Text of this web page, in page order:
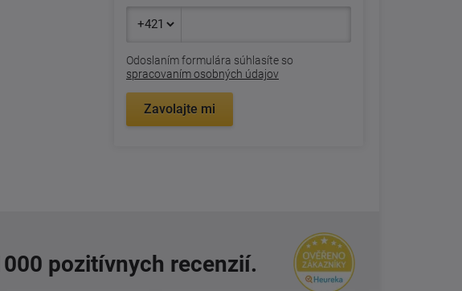
Odoslaním formulára súhlasíte so
spracovaním osobných údajov
Zavolajte mi
pozitívnych recenzií.